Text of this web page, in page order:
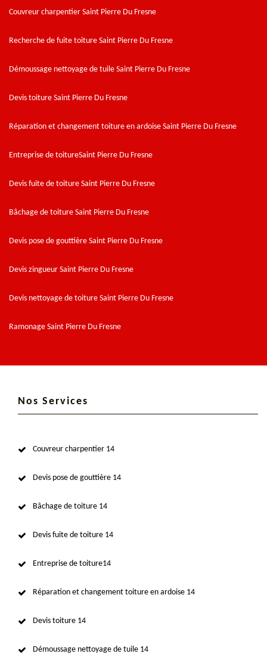
Couvreur charpentier Saint Pierre Du Fresne
Recherche de fuite toiture Saint Pierre Du Fresne
Démoussage nettoyage de tuile Saint Pierre Du Fresne
Devis toiture Saint Pierre Du Fresne
Réparation et changement toiture en ardoise Saint Pierre Du Fresne
Entreprise de toitureSaint Pierre Du Fresne
Devis fuite de toiture Saint Pierre Du Fresne
Bâchage de toiture Saint Pierre Du Fresne
Devis pose de gouttière Saint Pierre Du Fresne
Devis zingueur Saint Pierre Du Fresne
Devis nettoyage de toiture Saint Pierre Du Fresne
Ramonage Saint Pierre Du Fresne
Nos Services
Couvreur charpentier 14
Devis pose de gouttière 14
Bâchage de toiture 14
Devis fuite de toiture 14
Entreprise de toiture14
Réparation et changement toiture en ardoise 14
Devis toiture 14
Démoussage nettoyage de tuile 14